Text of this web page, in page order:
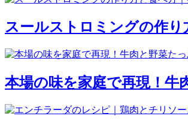
スールストロミングの作
本場の味を家庭で再現！牛